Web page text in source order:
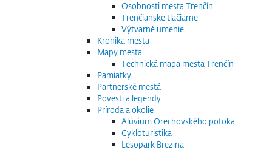
Osobnosti mesta Trenčín
Trenčianske tlačiarne
Výtvarné umenie
Kronika mesta
Mapy mesta
Technická mapa mesta Trenčín
Pamiatky
Partnerské mestá
Povesti a legendy
Príroda a okolie
Alúvium Orechovského potoka
Cykloturistika
Lesopark Brezina